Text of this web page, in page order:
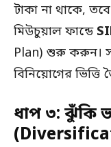
টাকা না থাকে,
মিউচুয়াল ফান্ডে
Plan) শুরু করুন।
বিনিয়োগের ভিত্তি
ধাপ ৩: ঝুঁকি